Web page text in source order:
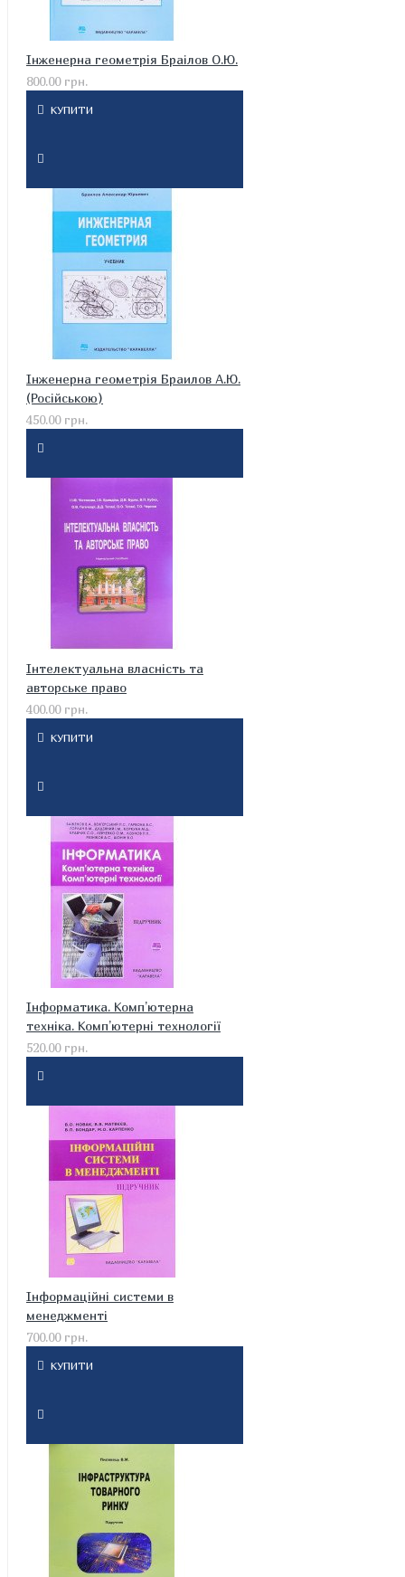
Інженерна геометрія Браілов О.Ю.
800.00 грн.
КУПИТИ
Інженерна геометрія Браилов А.Ю.
(Російською)
450.00 грн.
Інтелектуальна власність та
авторське право
400.00 грн.
КУПИТИ
Інформатика. Комп’ютерна
техніка. Комп’ютерні технології
520.00 грн.
Інформаційні системи в
менеджменті
700.00 грн.
КУПИТИ